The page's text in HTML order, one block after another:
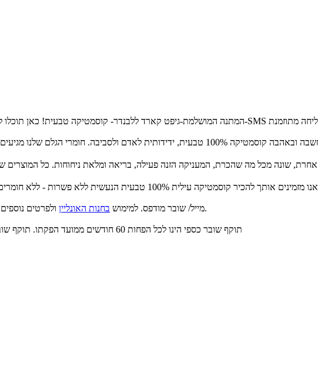
למימוש השובר בחנות יש להציג מספר שובר באמצעות SMS/ מייל/ שובר מודפס. למימוש בחנות האונליין ולפרטים נוספים : 077-2127172.
תוקף שובר כספי הינו לכל הפחות 60 חודשים ממועד הפקתו. תוקף שובר לרכישת מוצר או שירות מסויים יהיה לכל הפחות 24 חודשים ממועד הפקתו